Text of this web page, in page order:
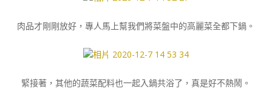
肉品才剛剛放好，專人馬上幫我們將菜盤中的高麗菜全都下鍋。
緊接著，其他的蔬菜配料也一起入鍋共浴了，真是好不熱鬧。